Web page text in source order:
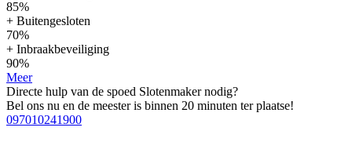
85%
+ Buitengesloten
70%
+ Inbraakbeveiliging
90%
Meer
Directe hulp van de spoed Slotenmaker nodig?
Bel ons nu en de meester is binnen 20 minuten ter plaatse!
097010241900